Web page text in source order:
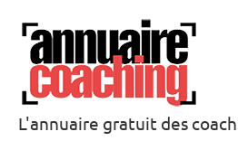
contenu
L'annuaire gratuit des